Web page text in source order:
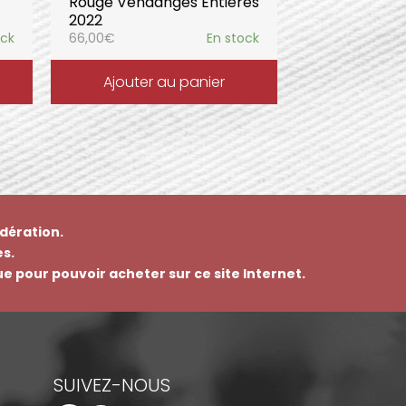
2022
66,00€ En stock
Ajouter au panier
pour pouvoir acheter sur ce site Internet.
SUIVEZ-NOUS